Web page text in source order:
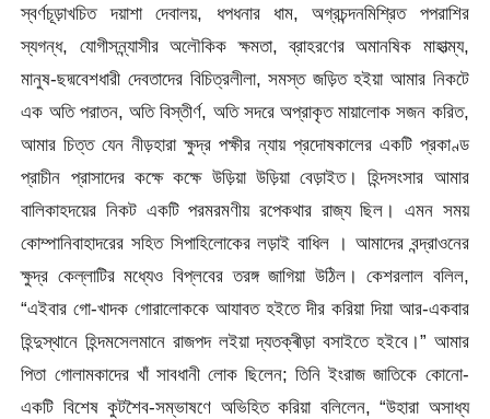
স্বর্ণচূড়াখচিতদয়াশা দেবালয়, ধপধনার ধাম, অগ্রচন্দনমিশ্রিত পপরাশির
স্যগন্ধ, যোগীসন্ন্যাসীর অলৌকিক ক্ষমতা, ব্রাহরণের অমানষিক মাহাত্ম্য,
মানুষ-ছদ্মবেশধারী দেবতাদের বিচিত্রলীলা, সমস্ত জড়িত হইয়া আমার নিকটে
এক অতি পরাতন, অতি বিস্তীর্ণ, অতি সদরে অপ্রাকৃত মায়ালোক সজন করিত,
আমার চিত্ত যেন নীড়হারা ক্ষুদ্র পক্ষীর ন্যায় প্রদোষকালের একটি প্রকাণ্ড
প্রাচীন প্রাসাদের কক্ষে কক্ষে উড়িয়া উড়িয়া বেড়াইত। হিন্দসংসার আমার
বালিকাহদয়ের নিকট একটি পরমরমণীয় রপেকথার রাজ্য ছিল। এমন সময়
কোম্পানিবাহাদরের সহিত সিপাহিলোকের লড়াই বাধিল । আমাদের বন্দ্রাওনের
ক্ষুদ্র কেল্লাটির মধ্যেও বিপ্লবের তরঙ্গ জাগিয়া উঠিল। কেশরলাল বলিল,
“এইবার গো-খাদক গোরালোককে আযাবত হইতে দীর করিয়া দিয়া আর-একবার
হিন্দুস্থানে হিন্দমসেলমানে রাজপদ লইয়া দ্যতক্ৰীড়া বসাইতে হইবে।” আমার
পিতা গোলামকাদের খাঁ সাবধানী লোক ছিলেন; তিনি ইংরাজ জাতিকে কোনো-
একটি বিশেষ কুটশৈব-সম্ভাষণে অভিহিত করিয়া বলিলেন, “উহারা অসাধ্য